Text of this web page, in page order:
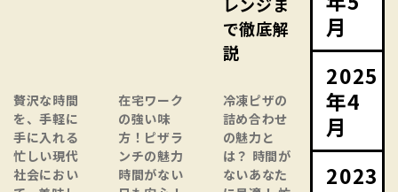
贅沢な時間
を、手軽に
手に入れる
忙しい現代
社会におい
在宅ワーク
の強い味
方！ピザラ
ンチの魅力
時間がない
レンジま
で徹底解
説
冷凍ピザの
詰め合わせ
の魅力と
は？ 時間が
ないあなた
月
2025
年4
月
2023